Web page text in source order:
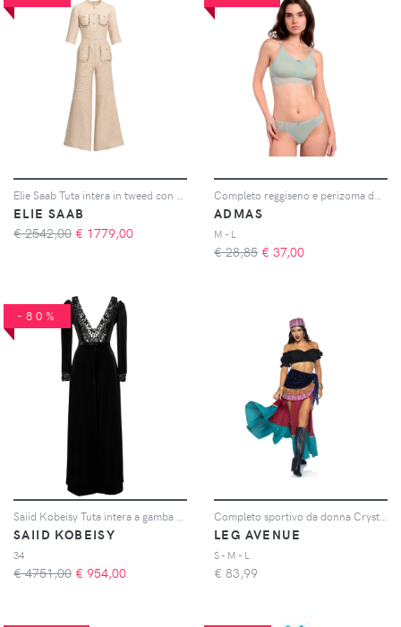
ELIE SAAB
€ 2542,00 € 1779,00
ADMAS
M - L
€ 28,85 € 37,00
-80%
SAIID KOBEISY
34
€ 4751,00 € 954,00
LEG AVENUE
S - M - L
€ 83,99